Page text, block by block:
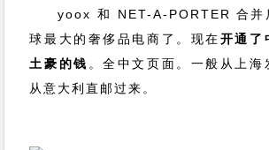
yoox 和 NET-A-PORTER 合并
球最大的奢侈品电商了。现在开通了
土豪的钱 。全中文页面。一般从上海
从意大利直邮过来。